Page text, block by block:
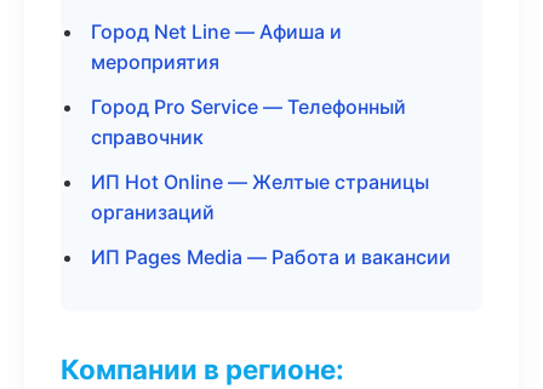
Город Net Line — Афиша и
мероприятия
Город Pro Service — Телефонный
справочник
ИП Hot Online — Желтые страницы
организаций
ИП Pages Media — Работа и вакансии
Компании в регионе: